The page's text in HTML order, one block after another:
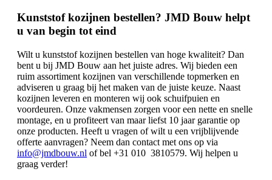
Kunststof kozijnen bestellen? JMD Bouw helpt
u van begin tot eind
Wilt u kunststof kozijnen bestellen van hoge kwaliteit? Dan
bent u bij JMD Bouw aan het juiste adres. Wij bieden een
ruim assortiment kozijnen van verschillende topmerken en
adviseren u graag bij het maken van de juiste keuze. Naast
kozijnen leveren en monteren wij ook schuifpuien en
voordeuren. Onze vakmensen zorgen voor een nette en snelle
montage, en u profiteert van maar liefst 10 jaar garantie op
onze producten. Heeft u vragen of wilt u een vrijblijvende
offerte aanvragen? Neem dan contact met ons op via
info@jmdbouw.nl of bel +31 010 3810579. Wij helpen u
graag verder!